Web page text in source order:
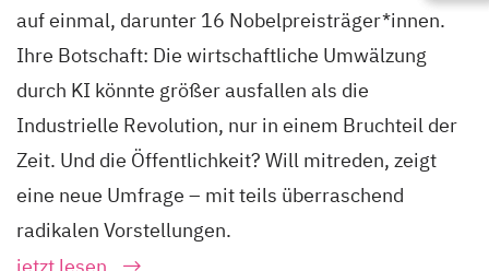
auf einmal, darunter 16 Nobelpreisträger*innen.
Ihre Botschaft: Die wirtschaftliche Umwälzung
durch KI könnte größer ausfallen als die
Industrielle Revolution, nur in einem Bruchteil der
Zeit. Und die Öffentlichkeit? Will mitreden, zeigt
eine neue Umfrage – mit teils überraschend
radikalen Vorstellungen.